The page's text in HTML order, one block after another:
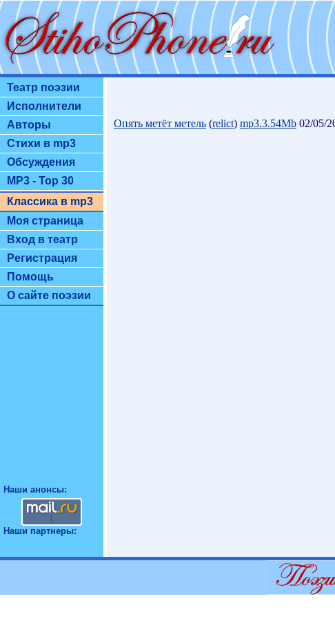
Театр поэзии
Исполнители
Авторы
Стихи в mp3
Обсуждения
MP3 - Top 30
Классика в mp3
Моя страница
Вход в театр
Регистрация
Помощь
О сайте поэзии
Наши анонсы:
Наши партнеры:
Опять метёт метель (relict) mp3.3.54Mb 02/05/